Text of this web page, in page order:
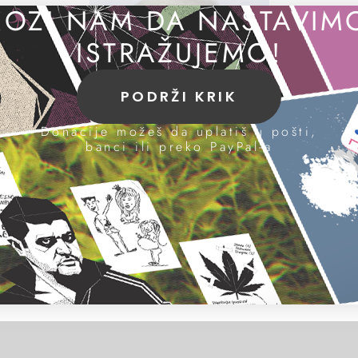
NAM DA
ISTRAŽUJEMO!
PODRŽI KRIK
Donacije možeš da uplatiš u pošti,
banci ili preko PayPal-a